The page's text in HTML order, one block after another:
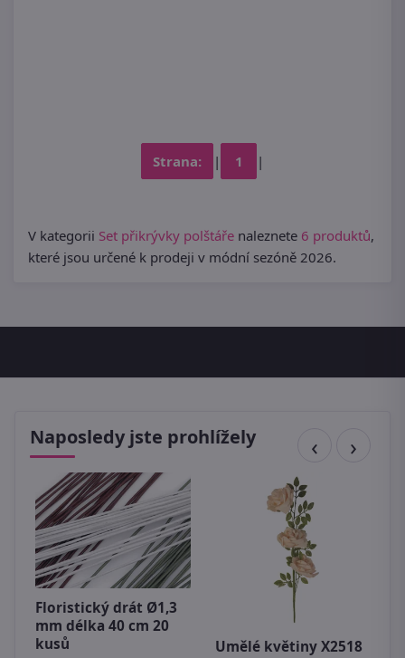
Strana: | 1 |
V kategorii Set přikrývky polštáře naleznete 6 produktů,
které jsou určené k prodeji v módní sezóně 2026.
Naposledy jste prohlížely
Floristický drát Ø1,3
mm délka 40 cm 20
kusů
Umělé květiny X2518